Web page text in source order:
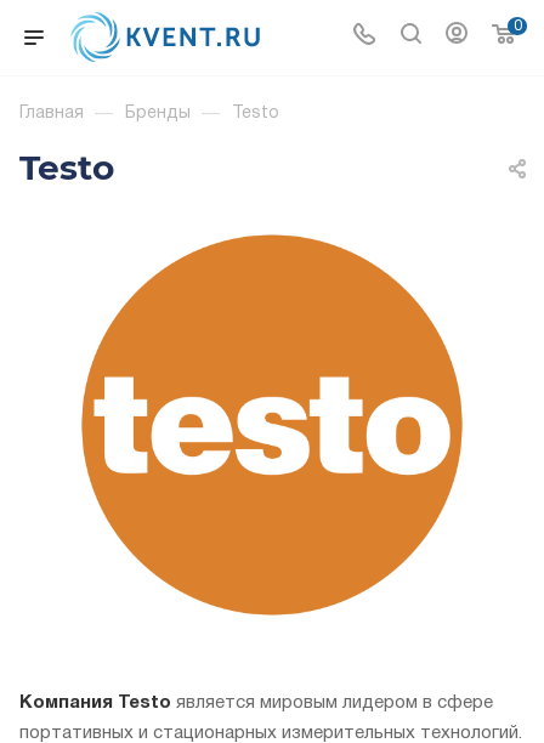
0
Главная — Бренды — Testo
Testo
Компания Testo является мировым лидером в сфере
портативных и стационарных измерительных технологий.